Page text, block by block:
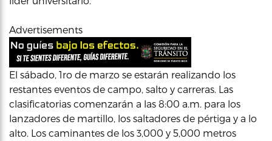
Advertisements
El sábado, 1ro de marzo se estarán realizando los
restantes eventos de campo, salto y carreras. Las
clasificatorias comenzarán a las 8:00 a.m. para los
lanzadores de martillo, los saltadores de pértiga y a lo
alto. Los caminantes de los 3,000 y 5,000 metros